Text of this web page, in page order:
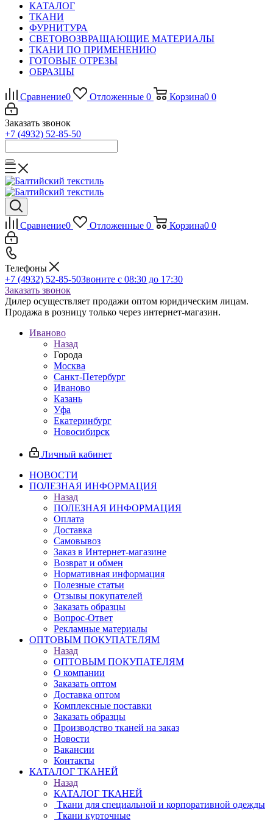
КАТАЛОГ
ТКАНИ
ФУРНИТУРА
СВЕТОВОЗВРАЩАЮЩИЕ МАТЕРИАЛЫ
ТКАНИ ПО ПРИМЕНЕНИЮ
ГОТОВЫЕ ОТРЕЗЫ
ОБРАЗЦЫ
Сравнение0 Отложенные 0 Корзина0 0
Заказать звонок
+7 (4932) 52-85-50
Сравнение0 Отложенные 0 Корзина0 0
Телефоны
+7 (4932) 52-85-50Звоните с 08:30 до 17:30
Заказать звонок
Дилер осуществляет продажи оптом юридическим лицам.
Продажа в розницу только через интернет-магазин.
Иваново
Назад
Города
Москва
Санкт-Петербург
Иваново
Казань
Уфа
Екатеринбург
Новосибирск
Личный кабинет
НОВОСТИ
ПОЛЕЗНАЯ ИНФОРМАЦИЯ
Назад
ПОЛЕЗНАЯ ИНФОРМАЦИЯ
Оплата
Доставка
Самовывоз
Заказ в Интернет-магазине
Возврат и обмен
Нормативная информация
Полезные статьи
Отзывы покупателей
Заказать образцы
Вопрос-Ответ
Рекламные материалы
ОПТОВЫМ ПОКУПАТЕЛЯМ
Назад
ОПТОВЫМ ПОКУПАТЕЛЯМ
О компании
Заказать оптом
Доставка оптом
Комплексные поставки
Заказать образцы
Производство тканей на заказ
Новости
Вакансии
Контакты
КАТАЛОГ ТКАНЕЙ
Назад
КАТАЛОГ ТКАНЕЙ
Ткани для специальной и корпоративной одежды
Ткани курточные